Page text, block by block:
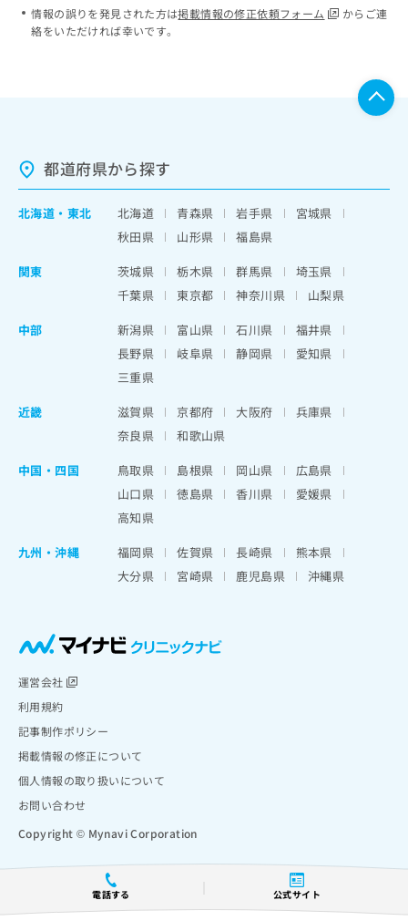
電話する 公式サイト
情報の誤りを発見された方は掲載情報の修正依頼フォーム
からご連
絡をいただければ幸いです。
都道府県から探す
北海道 ・ 東北 北海道 青森県 岩手県
宮城県
秋田県
山形県
福島県
関東
茨城県 栃木県 群馬県
埼玉県
千葉県
東京都 神奈川県
山梨県
中部
新潟県 富山県 石川県
福井県
長野県
岐阜県 静岡県
愛知県
三重県
近畿
滋賀県 京都府 大阪府
兵庫県
奈良県
和歌山県
中国・四国
鳥取県 島根県 岡山県
広島県
山口県
徳島県 香川県
愛媛県
高知県
九州・沖縄
福岡県 佐賀県 長崎県
熊本県
大分県
宮崎県 鹿児島県 沖縄県
運営会社
利用規約
記事制作ポリシー
掲載情報の修正について
個人情報の取り扱いについて
お問い合わせ
Copyright © Mynavi Corporation